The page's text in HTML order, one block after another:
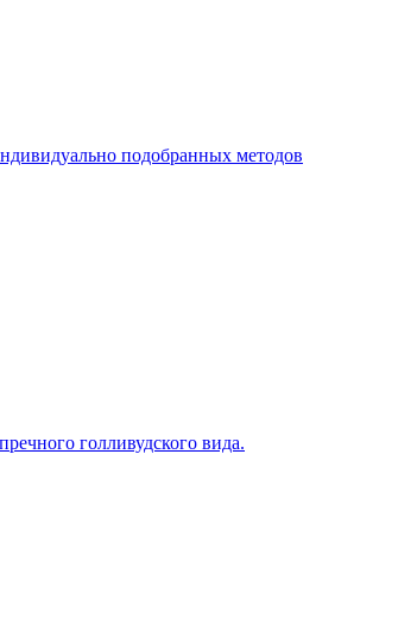
подобранных методов
голливудского вида.